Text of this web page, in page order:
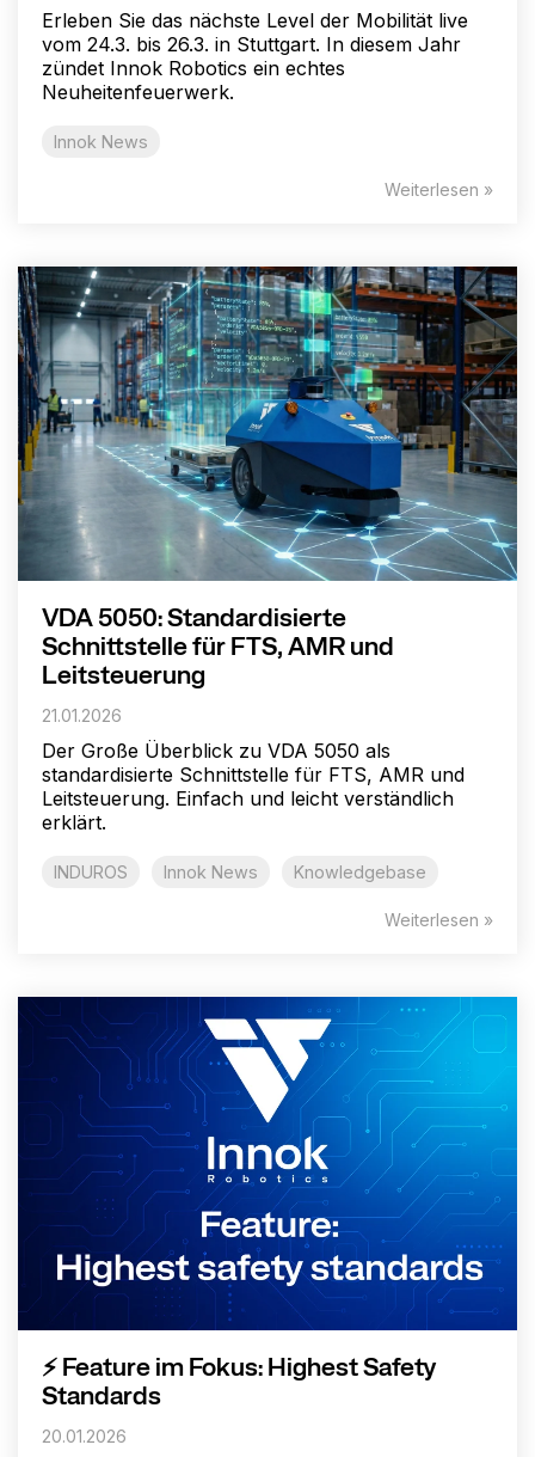
Erleben Sie das nächste Level der Mobilität live
vom 24.3. bis 26.3. in Stuttgart. In diesem Jahr
zündet Innok Robotics ein echtes
Neuheitenfeuerwerk.
Innok News
Weiterlesen »
VDA 5050: Standardisierte
Schnittstelle für FTS, AMR und
Leitsteuerung
21.01.2026
Der Große Überblick zu VDA 5050 als
standardisierte Schnittstelle für FTS, AMR und
Leitsteuerung. Einfach und leicht verständlich
erklärt.
INDUROS Innok News Knowledgebase
Weiterlesen »
⚡ Feature im Fokus: Highest Safety
Standards
20.01.2026